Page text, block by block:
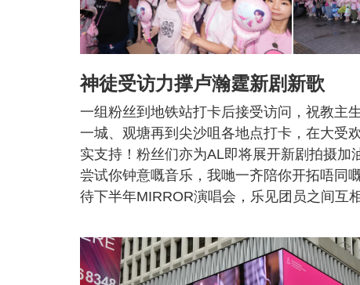
神徒受访力撑卢瀚霆新剧新歌
一组粉丝到地铁站打卡后接受访问，祝教主
一城、观塘再到尖沙咀各地点打卡，在大受
实支持！粉丝们亦为AL即将展开新剧拍摄
尝试你钟意嘅音乐，我哋一齐陪你开拓唔同
待下半年MIRROR演唱会，乐见团员之间互